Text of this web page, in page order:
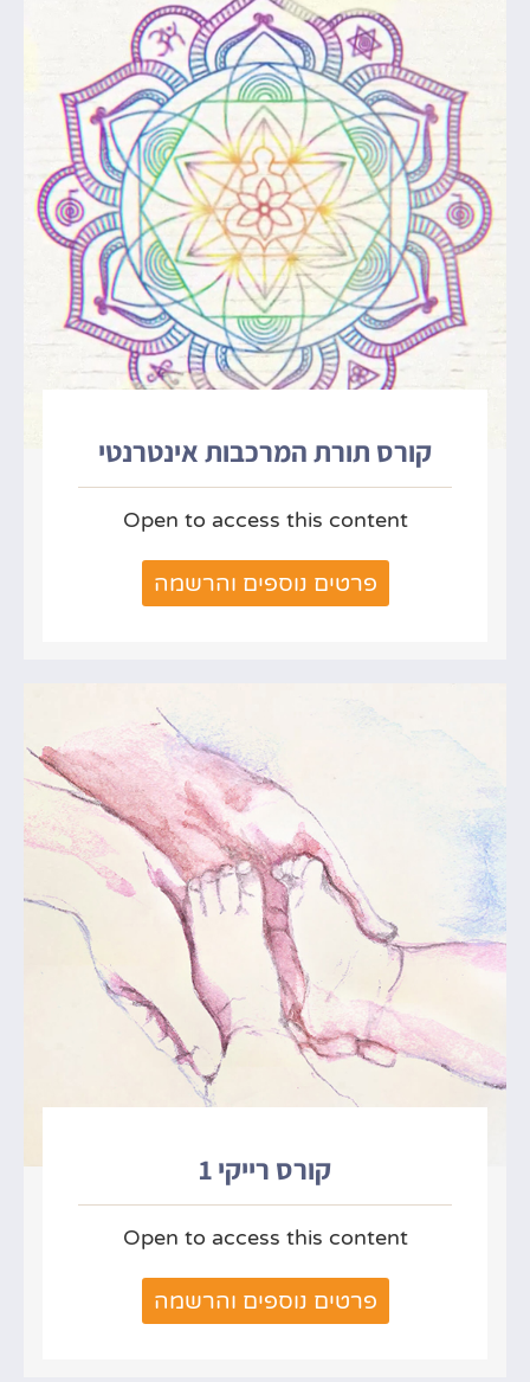
קורס תורת המרכבות אינטרנטי
Open to access this content
פרטים נוספים והרשמה
קורס רייקי 1
Open to access this content
פרטים נוספים והרשמה